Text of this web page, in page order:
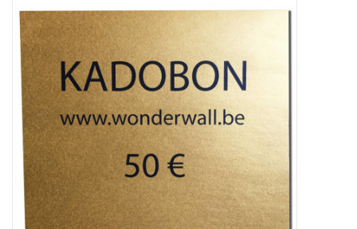
magneten
Ontwerp op maat
BIG SALE , GRAB YOUR
CHANCE
LIMITED EXCLUSIVES
Wandplanken / Shelves